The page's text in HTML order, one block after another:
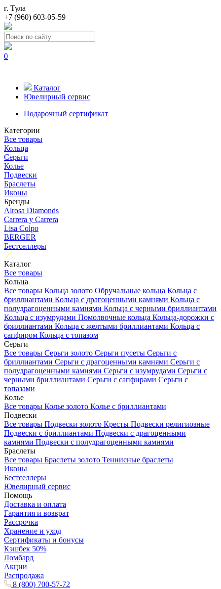
г. Тула
+7 (960) 603-05-59
0
Каталог
Ювелирный сервис
Подарочный сертификат
Категории
Все товары
Кольца
Серьги
Колье
Подвески
Браслеты
Иконы
Бренды
Alrosa Diamonds
Carrera y Carrera
Lisa Colpo
BERGER
Бестселлеры
Каталог
Все товары
Кольца
Все товары Кольца золото Обручальные кольца Кольца с
бриллиантами Кольца с драгоценными камнями Кольца с
полудрагоценными камнями Кольца с черными бриллиантами
Кольца с изумрудами Помолвочные кольца Кольца-дорожки с
бриллиантами Кольца с желтыми бриллиантами Кольца с
сапфиром Кольца с топазом
Серьги
Все товары Серьги золото Серьги пусеты Серьги с
бриллиантами Серьги с драгоценными камнями Серьги с
полудрагоценными камнями Серьги с изумрудами Серьги с
черными бриллиантами Серьги с сапфирами Серьги с
топазами
Колье
Все товары Колье золото Колье с бриллиантами
Подвески
Все товары Подвески золото Кресты Подвески религиозные
Подвески с бриллиантами Подвески с драгоценными
камнями Подвески с полудрагоценными камнями
Браслеты
Все товары Браслеты золото Теннисные браслеты
Иконы
Бестселлеры
Ювелирный сервис
Помощь
Доставка и оплата
Гарантия и возврат
Рассрочка
Хранение и уход
Сертификаты и бонусы
Кэшбек 50%
Ломбард
Акции
Распродажа
8 (800) 700-57-72